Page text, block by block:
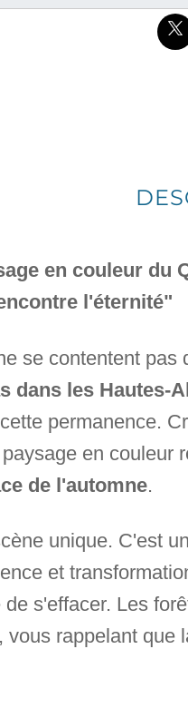
en couleur du
l'éternité"
se contentent
dans les Hautes-
permanence.
en couleur
de l'automne.
unique. C'est
et
s'effacer. Les
vous rappelant